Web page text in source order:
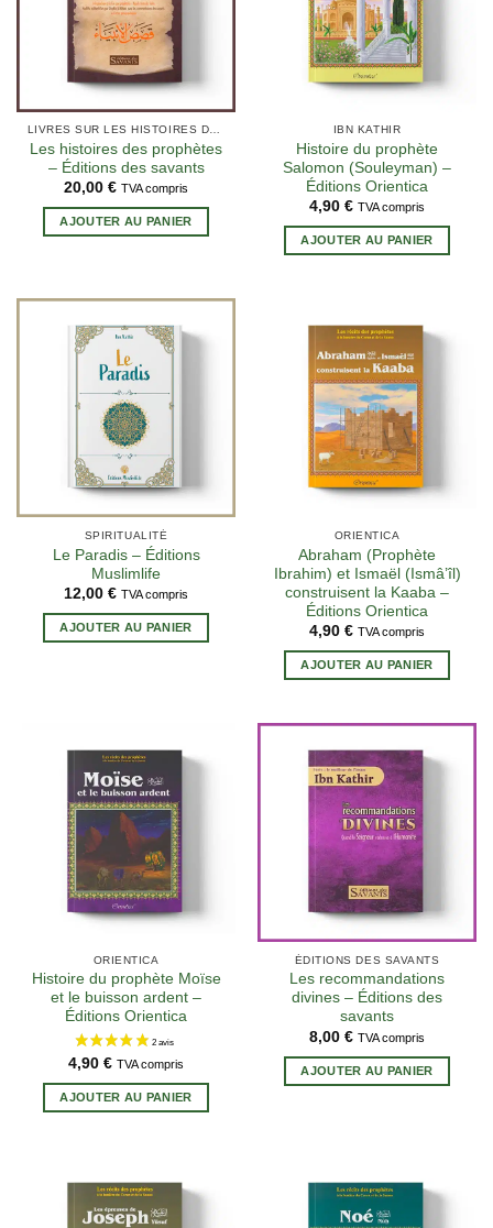
Les histoires des prophètes
– Éditions des savants
20,00 € TVA compris
AJOUTER AU PANIER
IBN KATHIR
Histoire du prophète
Salomon (Souleyman) –
Éditions Orientica
4,90 € TVA compris
AJOUTER AU PANIER
SPIRITUALITÉ
Le Paradis – Éditions
Muslimlife
12,00 € TVA compris
AJOUTER AU PANIER
ORIENTICA
Abraham (Prophète
Ibrahim) et Ismaël (Ismâ’îl)
construisent la Kaaba –
Éditions Orientica
4,90 € TVA compris
AJOUTER AU PANIER
ORIENTICA
Histoire du prophète Moïse
et le buisson ardent –
Éditions Orientica
4,90 € TVA compris
AJOUTER AU PANIER
ÉDITIONS DES SAVANTS
Les recommandations
divines – Éditions des
savants
8,00 € TVA compris
AJOUTER AU PANIER